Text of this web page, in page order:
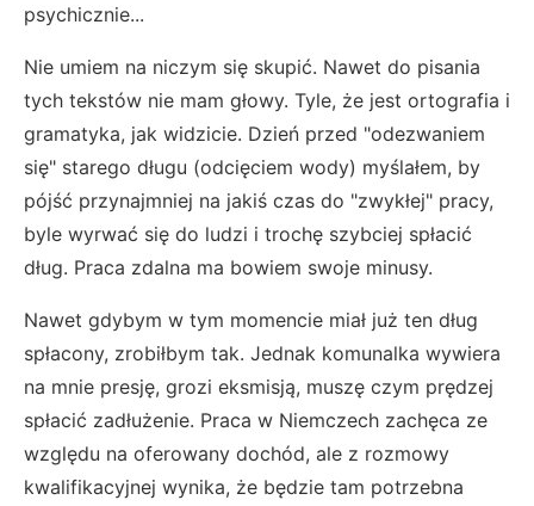
psychicznie...
Nie umiem na niczym się skupić. Nawet do pisania
tych tekstów nie mam głowy. Tyle, że jest ortografia i
gramatyka, jak widzicie. Dzień przed "odezwaniem
się" starego długu (odcięciem wody) myślałem, by
pójść przynajmniej na jakiś czas do "zwykłej" pracy,
byle wyrwać się do ludzi i trochę szybciej spłacić
dług. Praca zdalna ma bowiem swoje minusy.
Nawet gdybym w tym momencie miał już ten dług
spłacony, zrobiłbym tak. Jednak komunalka wywiera
na mnie presję, grozi eksmisją, muszę czym prędzej
spłacić zadłużenie. Praca w Niemczech zachęca ze
względu na oferowany dochód, ale z rozmowy
kwalifikacyjnej wynika, że będzie tam potrzebna